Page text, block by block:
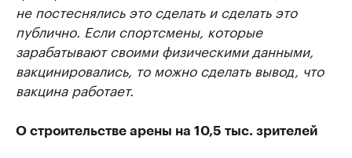
не постеснялись это сделать и сделать это
публично. Если спортсмены, которые
зарабатывают своими физическими данными,
вакцинировались, то можно сделать вывод, что
вакцина работает.
О строительстве арены на 10,5 тыс. зрителей